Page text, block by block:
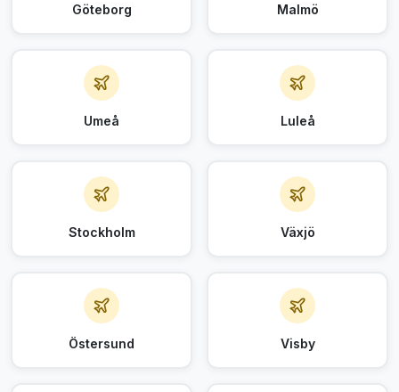
Göteborg Malmö
Umeå Luleå
Stockholm Växjö
Östersund Visby